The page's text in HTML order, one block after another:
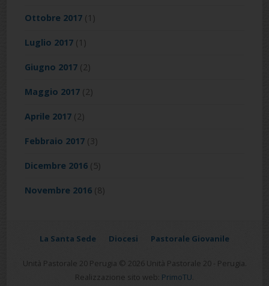
Ottobre 2017 (1)
Luglio 2017 (1)
Giugno 2017 (2)
Maggio 2017 (2)
Aprile 2017 (2)
Febbraio 2017 (3)
Dicembre 2016 (5)
Novembre 2016 (8)
La Santa Sede Diocesi Pastorale Giovanile
Unità Pastorale 20 Perugia © 2026 Unità Pastorale 20 - Perugia.
Realizzazione sito web: PrimoTU